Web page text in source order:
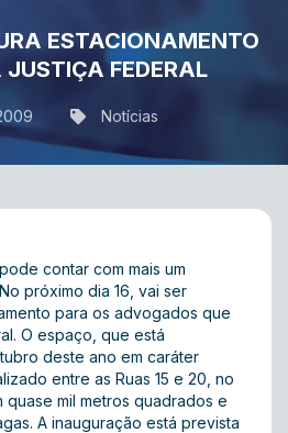
ESTACIONAMENTO
JUSTIÇA FEDERAL
Notícias
contar com mais um
próximo dia 16, vai ser
para os advogados que
O espaço, que está
deste ano em caráter
entre as Ruas 15 e 20, no
quase mil metros quadrados e
A inauguração está prevista